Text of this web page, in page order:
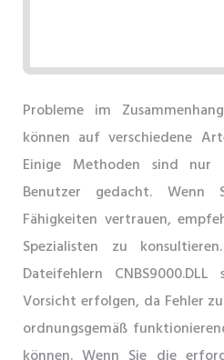
Probleme im
können auf verschiedene
Einige Methoden sind nur
Benutzer gedacht.
Fähigkeiten vertrauen,
Spezialisten zu
Dateifehlern
Vorsicht erfolgen, da Fehler
ordnungsgemäß